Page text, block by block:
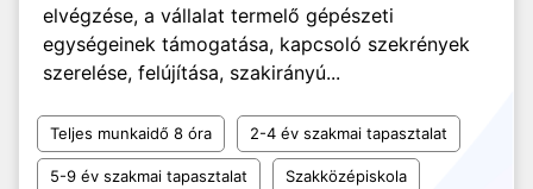
elvégzése, a vállalat termelő gépészeti
egységeinek támogatása, kapcsoló szekrények
szerelése, felújítása, szakirányú...
Teljes munkaidő 8 óra 2-4 év szakmai tapasztalat
5-9 év szakmai tapasztalat Szakközépiskola